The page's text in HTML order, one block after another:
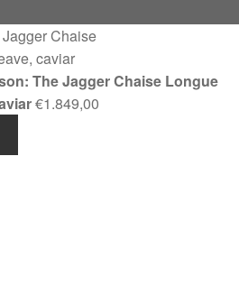
The Jagger Chaise Longue
€1.849,00